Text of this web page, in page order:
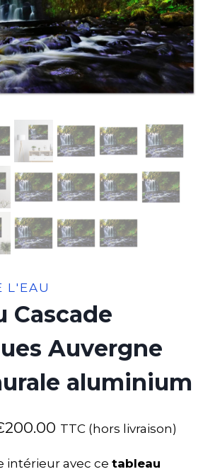
L'EAU
Cascade
Auvergne
aluminium
200.00 TTC (hors livraison)
intérieur avec ce tableau